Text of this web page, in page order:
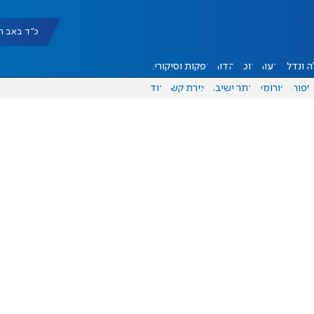
כ"ד באב תשפ"ו
ונדל"ן דעות אוכל יהדות הפקות וסיקורים
ספורט פורומים אתר ישיבה יצירת קשר עוד